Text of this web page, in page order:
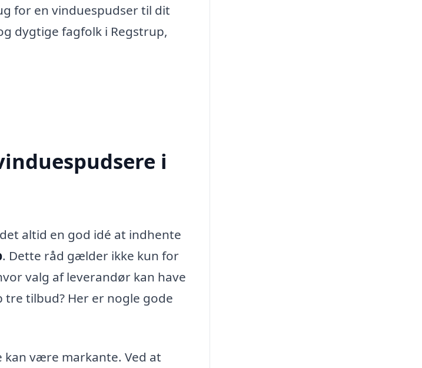
for en vinduespudser til dit
dygtige fagfolk i Regstrup,
i
altid en god idé at indhente
. Dette råd gælder ikke kun for
valg af leverandør kan have
tilbud? Her er nogle gode
kan være markante. Ved at